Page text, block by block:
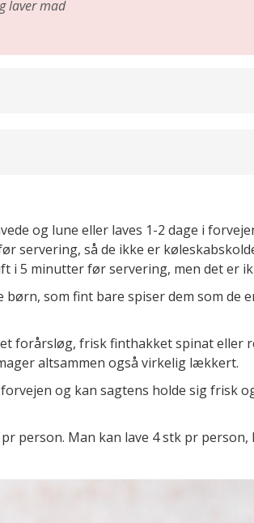
laver mad
og lune eller laves 1-2 dage i
servering, så de ikke er
i 5 minutter før servering, men det er
som fint bare spiser dem som de
forårsløg, frisk finthakket spinat eller
altsammen også virkelig lækkert.
og kan sagtens holde sig frisk
person. Man kan lave 4 stk pr person,